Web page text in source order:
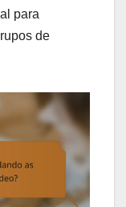
para
de